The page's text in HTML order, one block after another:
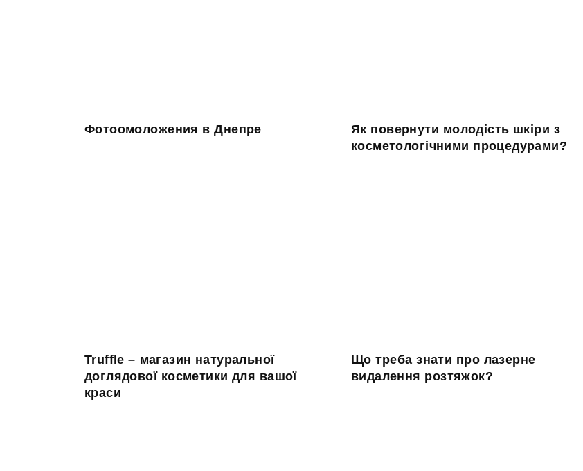
Фотоомоложения в Днепре
Як повернути молодість шкіри з
косметологічними процедурами?
Truffle – магазин натуральної
доглядової косметики для вашої
краси
Що треба знати про лазерне
видалення розтяжок?